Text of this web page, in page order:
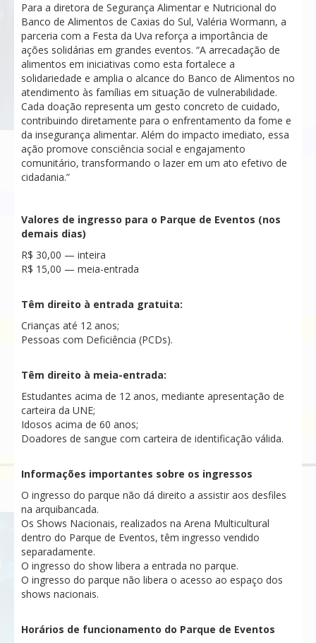
Para a diretora de Segurança Alimentar e Nutricional do
Banco de Alimentos de Caxias do Sul, Valéria Wormann, a
parceria com a Festa da Uva reforça a importância de
ações solidárias em grandes eventos. “A arrecadação de
alimentos em iniciativas como esta fortalece a
solidariedade e amplia o alcance do Banco de Alimentos no
atendimento às famílias em situação de vulnerabilidade.
Cada doação representa um gesto concreto de cuidado,
contribuindo diretamente para o enfrentamento da fome e
da insegurança alimentar. Além do impacto imediato, essa
ação promove consciência social e engajamento
comunitário, transformando o lazer em um ato efetivo de
cidadania.”
Valores de ingresso para o Parque de Eventos (nos
demais dias)
R$ 30,00 — inteira
R$ 15,00 — meia-entrada
Têm direito à entrada gratuita:
Crianças até 12 anos;
Pessoas com Deficiência (PCDs).
Têm direito à meia-entrada:
Estudantes acima de 12 anos, mediante apresentação de
carteira da UNE;
Idosos acima de 60 anos;
Doadores de sangue com carteira de identificação válida.
Informações importantes sobre os ingressos
O ingresso do parque não dá direito a assistir aos desfiles
na arquibancada.
Os Shows Nacionais, realizados na Arena Multicultural
dentro do Parque de Eventos, têm ingresso vendido
separadamente.
O ingresso do show libera a entrada no parque.
O ingresso do parque não libera o acesso ao espaço dos
shows nacionais.
Horários de funcionamento do Parque de Eventos